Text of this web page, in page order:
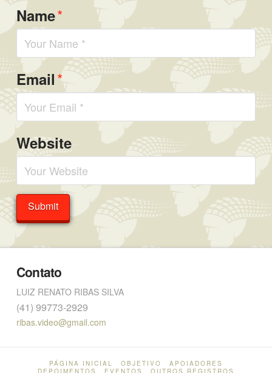
Name*
Email*
Website
Contato
LUIZ RENATO RIBAS SILVA
(41) 99773-2929
ribas.video@gmail.com
PÁGINA INICIAL OBJETIVO
APOIADORES
DEPOIMENTOS
EVENTOS OUTROS REGISTROS